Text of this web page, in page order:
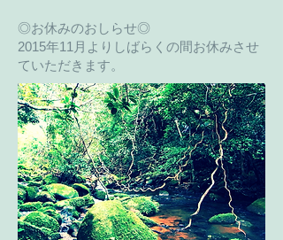
◎お休みのおしらせ◎
2015年11 月よりしばらくの間お休みさせ
ていただきます。